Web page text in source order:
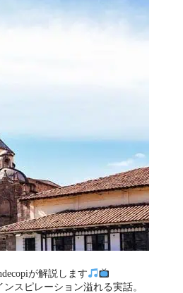
が解説します
スピレーション溢れる実話。